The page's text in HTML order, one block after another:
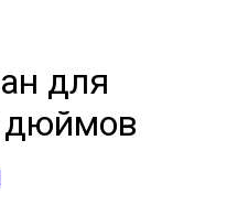
для
дюймов